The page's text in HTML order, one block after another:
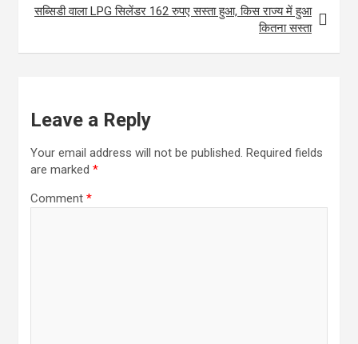
p
सब्सिडी वाला LPG सिलेंडर 162 रुपए सस्ता हुआ, किस राज्य में हुआ
कितना सस्ता
Leave a Reply
Your email address will not be published. Required fields
are marked *
Comment *